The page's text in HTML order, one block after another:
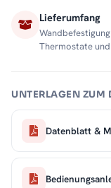
Lieferumfang
Thermostate
UNTERLAGEN ZUM
Datenblatt &